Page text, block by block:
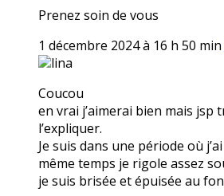
Prenez soin de vous
1 décembre 2024 à 16 h 50 min
lina
Coucou
en vrai j’aimerai bien mais jsp
l’expliquer.
Je suis dans une période où
même temps je rigole assez
je suis brisée et épuisée au